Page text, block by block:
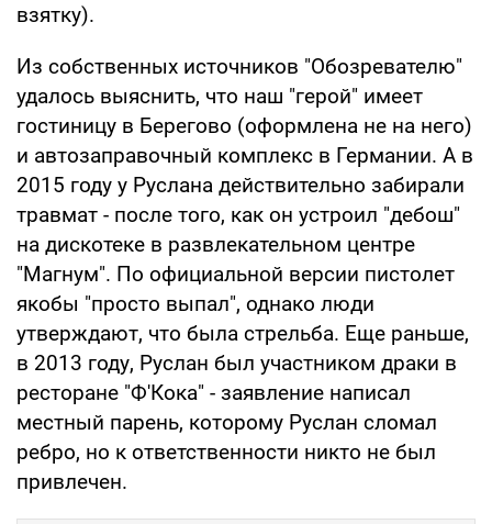
взятку).
Из собственных источников "Обозревателю"
удалось выяснить, что наш "герой" имеет
гостиницу в Берегово (оформлена не на него)
и автозаправочный комплекс в Германии. А в
2015 году у Руслана действительно забирали
травмат - после того, как он устроил "дебош"
на дискотеке в развлекательном центре
"Магнум". По официальной версии пистолет
якобы "просто выпал", однако люди
утверждают, что была стрельба. Еще раньше,
в 2013 году, Руслан был участником драки в
ресторане "Ф'Кока" - заявление написал
местный парень, которому Руслан сломал
ребро, но к ответственности никто не был
привлечен.